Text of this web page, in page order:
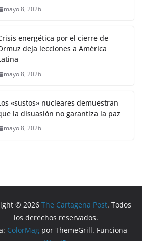
mayo 8, 2026
energética por el cierre de
deja lecciones a América
mayo 8, 2026
«sustos» nucleares demuestran
la disuasión no garantiza la paz
mayo 8, 2026
© 2026The Cartagena Post. Todos
los derechos reservados.
ColorMag por ThemeGrill. Funciona